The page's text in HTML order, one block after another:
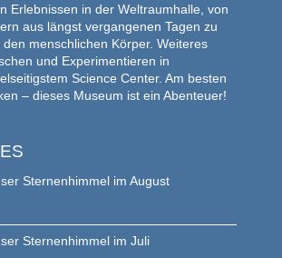
Erlebnissen in der Weltraumhalle, von
aus längst vergangenen Tagen zu
menschlichen Körper. Weiteres
und Experimentieren in
Science Center. Am besten
– dieses Museum ist ein Abenteuer!
Sternenhimmel im August
Sternenhimmel im Juli